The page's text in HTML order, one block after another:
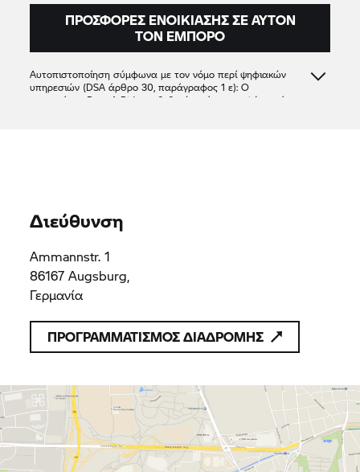
ΠΡΟΣΦΟΡΈΣ ΕΝΟΙΚΊΑΣΗΣ ΣΕ ΑΥΤΌΝ
ΤΟΝ ΈΜΠΟΡΟ
Αυτοπιστοποίηση σύμφωνα με τον νόμο περί ψηφιακών
υπηρεσιών (DSA άρθρο 30, παράγραφος 1 ε): Ο
συνεργάτης Rent A Ride
επιβεβαιώνει ότι προσφέρει μόνο
Διεύθυνση
Ammannstr. 1
86167 Augsburg,
Γερμανία
ΠΡΟΓΡΑΜΜΑΤΙΣΜΟΣ ΔΙΑΔΡΟΜΗΣ